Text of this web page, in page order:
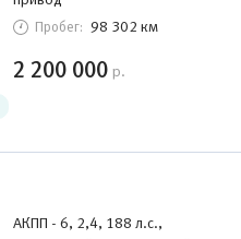
Пробег: 98 302 км
2 200 000 р.
АКПП - 6, 2,4, 188 л.с.,